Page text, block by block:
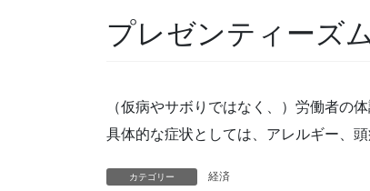
プレゼンティーズ
（仮病やサボりではなく、）労働者の
具体的な症状としては、アレルギー、
カテゴリー 経済